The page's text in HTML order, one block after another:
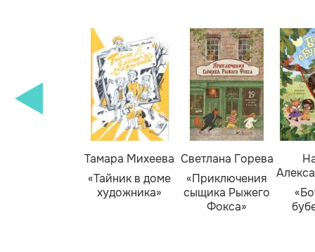
Тамара Михеева
«Тайник в доме
художника»
Светлана Горева
«Приключения
сыщика Рыжего
Фокса»